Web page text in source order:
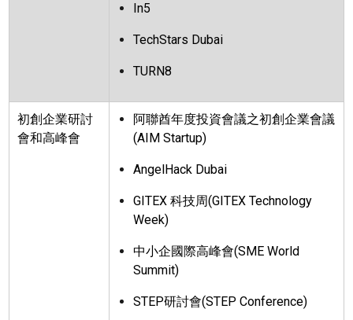
In5
TechStars Dubai
TURN8
初創企業研討
會和高峰會
阿聯酋年度投資會議之初創企業會議
(AIM Startup)
AngelHack Dubai
GITEX 科技周(GITEX Technology
Week)
中小企國際高峰會(SME World
Summit)
STEP研討會(STEP Conference)